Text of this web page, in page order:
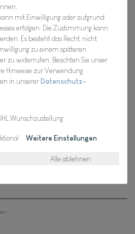
*
Dich da, Versand 2-3 Tage
mit Einwilligung oder aufgrund
erfolgen. Die Zustimmung kann
Es besteht das Recht, nicht
zu einem späteren
zu widerrufen. Beachten Sie unser
Hinweise zur Verwendung
in unsererDaten­schutz­
Wunschzustellung
Weitere Einstellungen
Alle ablehnen